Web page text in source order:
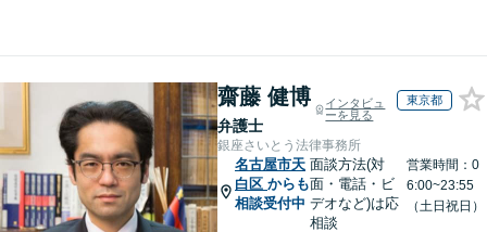
齋藤 健博
弁護士
インタビュ
ーを見る
東京都
銀座さいとう法律事務所
名古屋市天
白区 からも
相談受付中
面談方法(対
面・電話・ビ
デオなど)は応
相談
営業時間：0
6:00~23:55
（土日祝日）